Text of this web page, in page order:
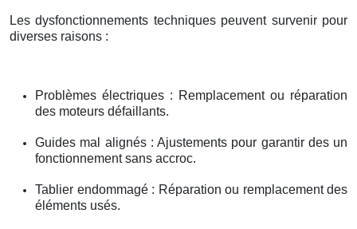
Les dysfonctionnements techniques peuvent survenir pour
diverses raisons :
Problèmes électriques : Remplacement ou réparation
des moteurs défaillants.
Guides mal alignés : Ajustements pour garantir des un
fonctionnement sans accroc.
Tablier endommagé : Réparation ou remplacement des
éléments usés.